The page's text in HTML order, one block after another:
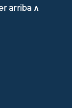
arriba ∧